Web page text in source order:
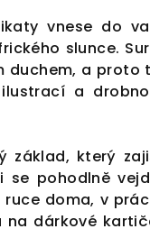
vnese do
slunce.
duchem, a proto
a
základ, který
se pohodlně
doma, v
na dárkové